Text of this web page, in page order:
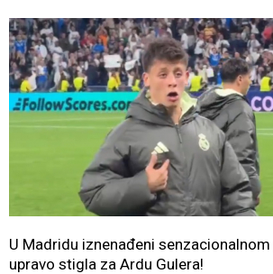
U Madridu iznenađeni
upravo stigla za Ardu Gulera!